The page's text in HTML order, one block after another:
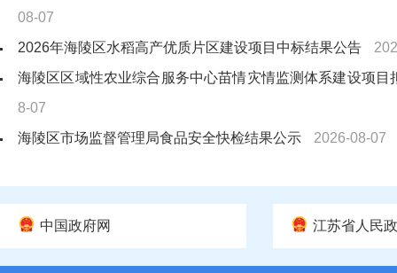
08-07
2026年海陵区水稻高产优质片区建设项目中标结果公告
海陵区区域性农业综合服务中心苗情灾情监测体系建设项目
8-07
海陵区市场监督管理局食品安全快检结果公示
2026-08-07
泰州市海陵区民政局2026年7月社会组织行政许可公告
中国政府网 江苏省人民